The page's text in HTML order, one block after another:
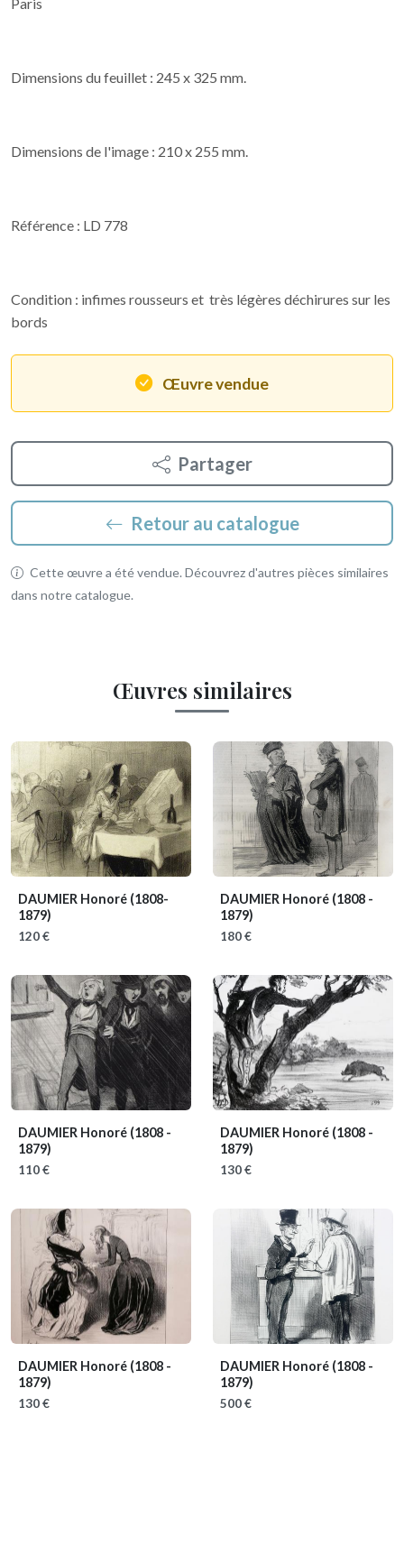
Dimensions du feuillet : 245 x 325 mm.
Dimensions de l'image : 210 x 255 mm.
Référence : LD 778
Condition : infimes rousseurs et très légères déchirures sur les
bords
Œuvre vendue
Partager
Retour au catalogue
Cette œuvre a été vendue. Découvrez d'autres pièces similaires
dans notre catalogue.
Œuvres similaires
DAUMIER Honoré (1808-
1879)
120 €
DAUMIER Honoré (1808 -
1879)
180 €
DAUMIER Honoré (1808 -
1879)
110 €
DAUMIER Honoré (1808 -
1879)
130 €
DAUMIER Honoré (1808 -
1879)
130 €
DAUMIER Honoré (1808 -
1879)
500 €